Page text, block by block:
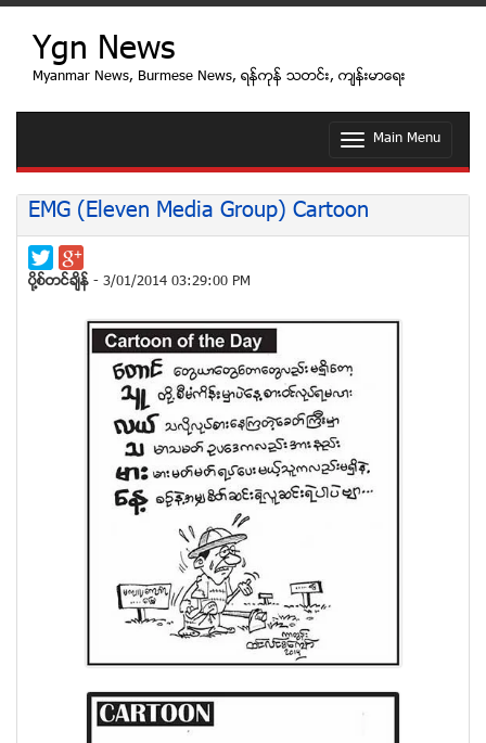
Ygn News
Myanmar News, Burmese News, ရန္ကုန္ သတင္း, က်န္းမာေရး
T
g
e
i
Main Menu
EMG (Eleven Media Group) Cartoon
ပုိ႔စ္တင္ခ်ိန္ - 3/01/2014 03:29:00 PM